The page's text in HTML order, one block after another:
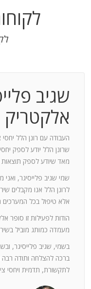
שגיב
אלקטריק
העבודה עם רונן הלל יחסי
שרונן הלל יודע לספק
מאד שיודע לספק תוצאות
שמי שגיב פלייסיגר,
אלא טיפול בכל המערכים
הודות לפעילות זו סופר
מעמדה כמותג מוביל
בשמי, שגיב פלייסיגר,
ברכה להצלחה ותודה רבה
לתקשורת, תדמית ויחסי